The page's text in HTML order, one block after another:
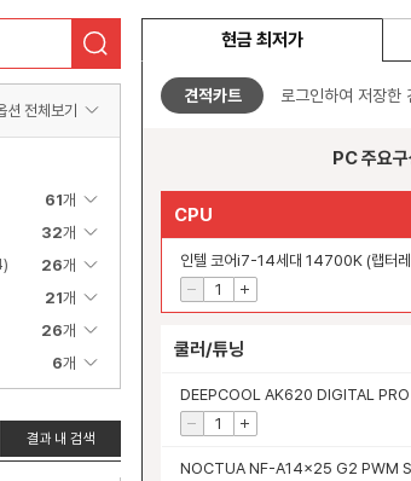
검
색
션 전체보기
61개
32개
P
26개
21개
26개
6개
결과 내 검색
현금 최저가
견적카트 로그인하여 저장한
PC 주요구
CPU
인텔 코어i7-14세대 14700K (랩터레
쿨러/튜닝
DEEPCOOL AK620 DIGITAL PRO
NOCTUA NF-A14x25 G2 PWM